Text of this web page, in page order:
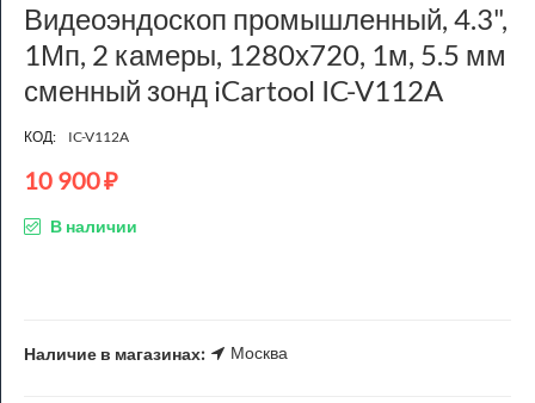
Видеоэндоскоп промышленный, 4.3",
1Мп, 2 камеры, 1280х720, 1м, 5.5 мм
сменный зонд iCartool IC-V112A
КОД: IC-V112A
10 900₽
В наличии
Наличие в магазинах: Москва